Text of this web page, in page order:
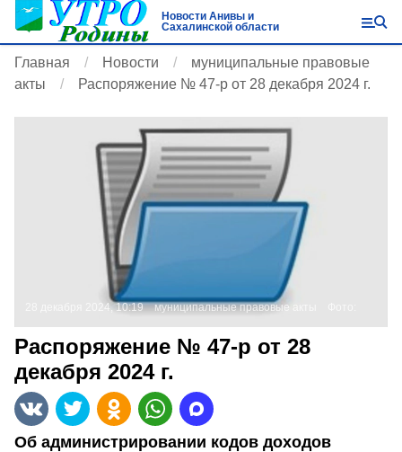
Новости Анивы и
Сахалинской области
Главная Новости
муниципальные правовые
акты
Распоряжение № 47-р от 28 декабря 2024 г.
28 декабря 2024, 10:19 муниципальные правовые акты
Распоряжение № 47-р от 28
декабря 2024 г.
Об администрировании кодов доходов